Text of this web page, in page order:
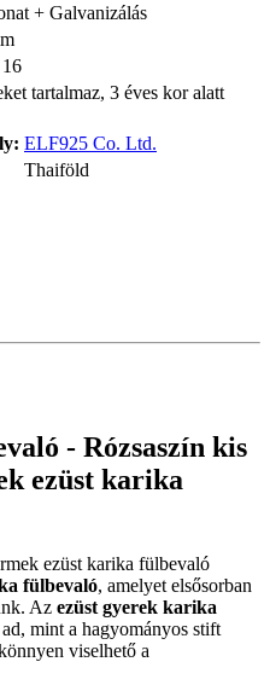
+ Galvanizálás
tartalmaz, 3 éves kor alatt
ELF925 Co. Ltd.
Thaiföld
- Rózsaszín kis
ezüst karika
ezüst karika fülbevaló
fülbevaló, amelyet elsősorban
Az ezüst gyerek karika
mint a hagyományos stift
viselhető a